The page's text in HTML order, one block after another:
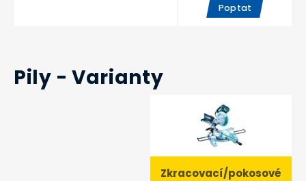
Poptat
Pily - Varianty
Zkracovací/pokosové